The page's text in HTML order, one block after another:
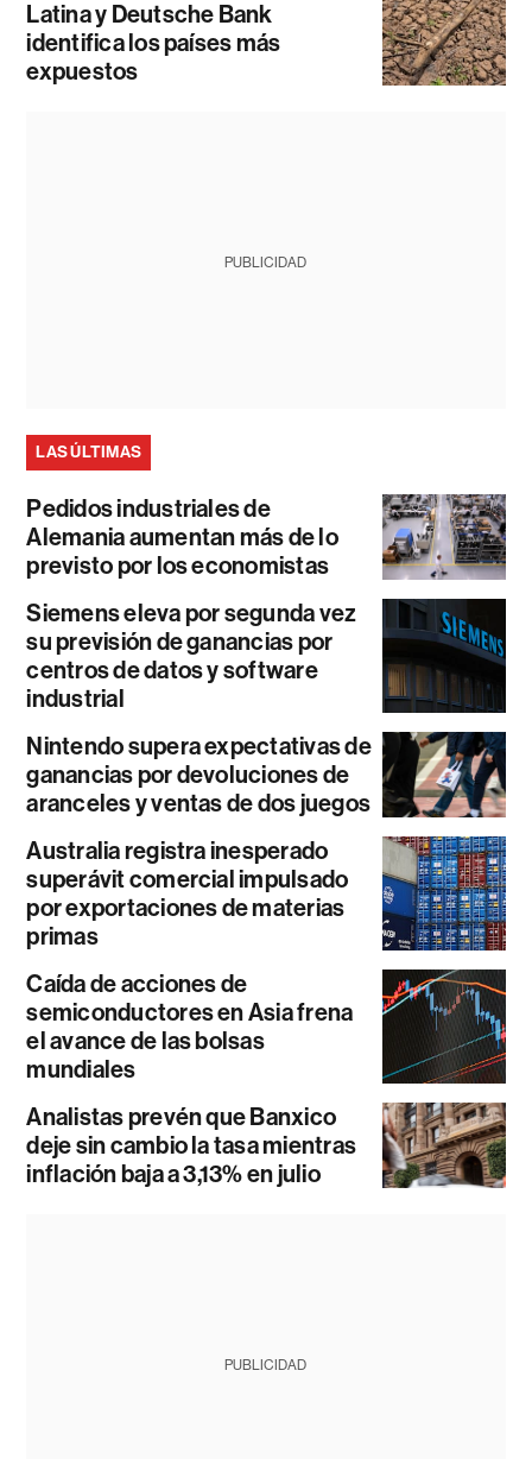
Latina y Deutsche Bank
identifica los países más
expuestos
PUBLICIDAD
LAS ÚLTIMAS
Pedidos industriales de
Alemania aumentan más de lo
previsto por los economistas
Siemens eleva por segunda vez
su previsión de ganancias por
centros de datos y software
industrial
Nintendo supera expectativas de
ganancias por devoluciones de
aranceles y ventas de dos juegos
Australia registra inesperado
superávit comercial impulsado
por exportaciones de materias
primas
Caída de acciones de
semiconductores en Asia frena
el avance de las bolsas
mundiales
Analistas prevén que Banxico
deje sin cambio la tasa mientras
inflación baja a 3,13% en julio
PUBLICIDAD